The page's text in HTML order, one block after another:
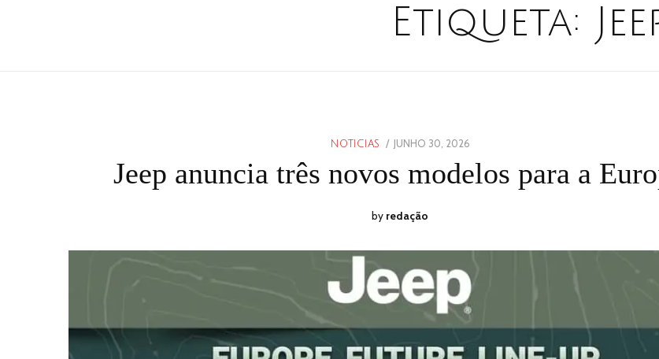
Etiqueta:
NOTICIAS
POSTED
JUNHO 30, 2026
30,
2026
Jeep anuncia três novos modelos para a
by redação